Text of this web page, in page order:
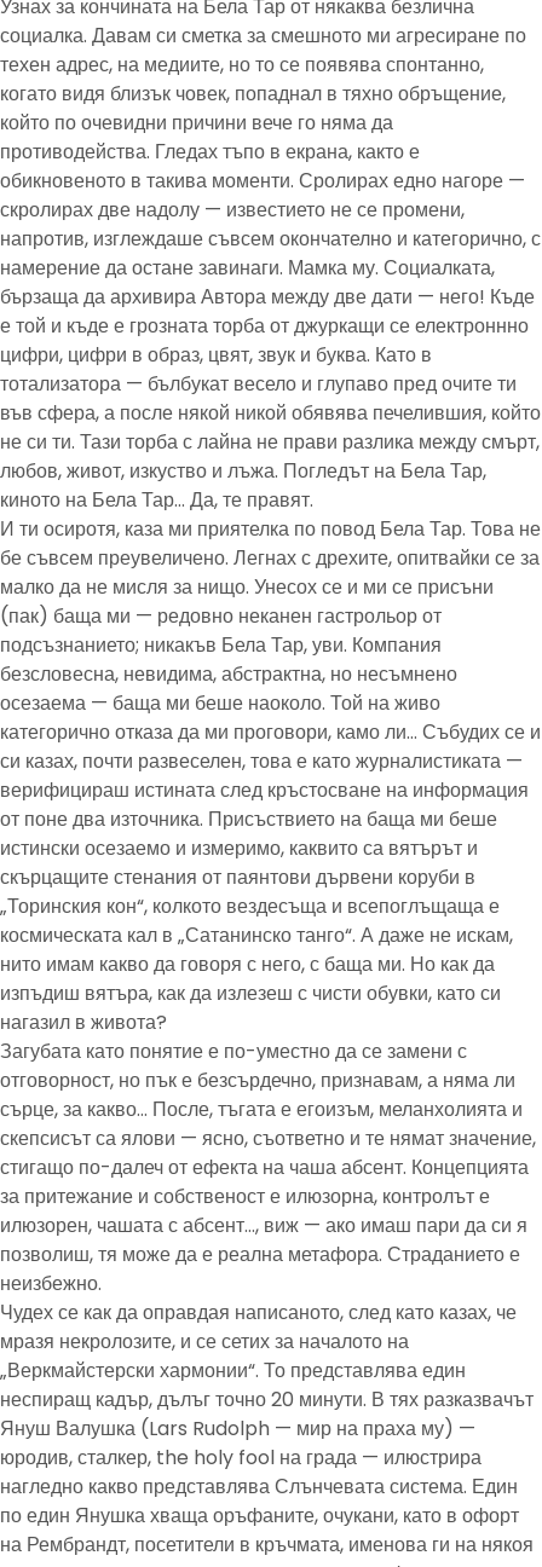
Узнах за кончината на Бела Тар от някаква безлична
социалка. Давам си сметка за смешното ми агресиране по
техен адрес, на медиите, но то се появява спонтанно,
когато видя близък човек, попаднал в тяхно обръщение,
който по очевидни причини вече го няма да
противодейства. Гледах тъпо в екрана, както е
обикновеното в такива моменти. Сролирах едно нагоре —
скролирах две надолу — известието не се промени,
напротив, изглеждаше съвсем окончателно и категорично, с
намерение да остане завинаги. Мамка му. Социалката,
бързаща да архивира Автора между две дати — него! Къде
е той и къде е грозната торба от джуркащи се електроннно
цифри, цифри в образ, цвят, звук и буква. Като в
тотализатора — бълбукат весело и глупаво пред очите ти
във сфера, а после някой никой обявява печелившия, който
не си ти. Тази торба с лайна не прави разлика между смърт,
любов, живот, изкуство и лъжа. Погледът на Бела Тар,
киното на Бела Тар… Да, те правят.
И ти осиротя, каза ми приятелка по повод Бела Тар. Това не
бе съвсем преувеличено. Легнах с дрехите, опитвайки се за
малко да не мисля за нищо. Унесох се и ми се присъни
(пак) баща ми — редовно неканен гастрольор от
подсъзнанието; никакъв Бела Тар, уви. Компания
безсловесна, невидима, абстрактна, но несъмнено
осезаема — баща ми беше наоколо. Той на живо
категорично отказа да ми проговори, камо ли… Събудих се и
си казах, почти развеселен, това е като журналистиката —
верифицираш истината след кръстосване на информация
от поне два източника. Присъствието на баща ми беше
истински осезаемо и измеримо, каквито са вятърът и
скърцащите стенания от паянтови дървени коруби в
„Торинския кон“, колкото вездесъща и всепоглъщаща е
космическата кал в „Сатанинско танго“. А даже не искам,
нито имам какво да говоря с него, с баща ми. Но как да
изпъдиш вятъра, как да излезеш с чисти обувки, като си
нагазил в живота?
Загубата като понятие е по-уместно да се замени с
отговорност, но пък е безсърдечно, признавам, а няма ли
сърце, за какво… После, тъгата е егоизъм, меланхолията и
скепсисът са ялови — ясно, съответно и те нямат значение,
стигащо по-далеч от ефекта на чаша абсент. Концепцията
за притежание и собственост е илюзорна, контролът е
илюзорен, чашата с абсент…, виж — ако имаш пари да си я
позволиш, тя може да е реална метафора. Страданието е
неизбежно.
Чудех се как да оправдая написаното, след като казах, че
мразя некролозите, и се сетих за началото на
„Веркмайстерски хармонии“. То представлява един
неспиращ кадър, дълъг точно 20 минути. В тях разказвачът
Януш Валушка (Lars Rudolph — мир на праха му) —
юродив, сталкер, the holy fool на града — илюстрира
нагледно какво представлява Слънчевата система. Един
по един Янушка хваща оръфаните, очукани, като в офорт
на Рембрандт, посетители в кръчмата, именова ги на някоя